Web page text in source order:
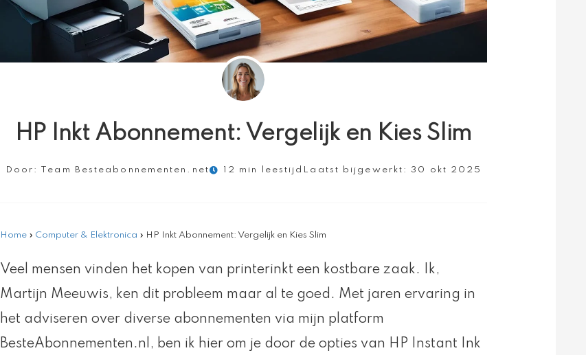
HP Inkt Abonnement: Vergelijk en Kies Slim
Door: Team Besteabonnementen.net 12 min leestijd Laatst bijgewerkt: 30 okt 2025
Home » Computer & Elektronica » HP Inkt Abonnement: Vergelijk en Kies Slim
Veel mensen vinden het kopen van printerinkt een kostbare zaak. Ik,
Martijn Meeuwis, ken dit probleem maar al te goed. Met jaren ervaring in
het adviseren over diverse abonnementen via mijn platform
BesteAbonnementen.nl, ben ik hier om je door de opties van HP Instant Ink